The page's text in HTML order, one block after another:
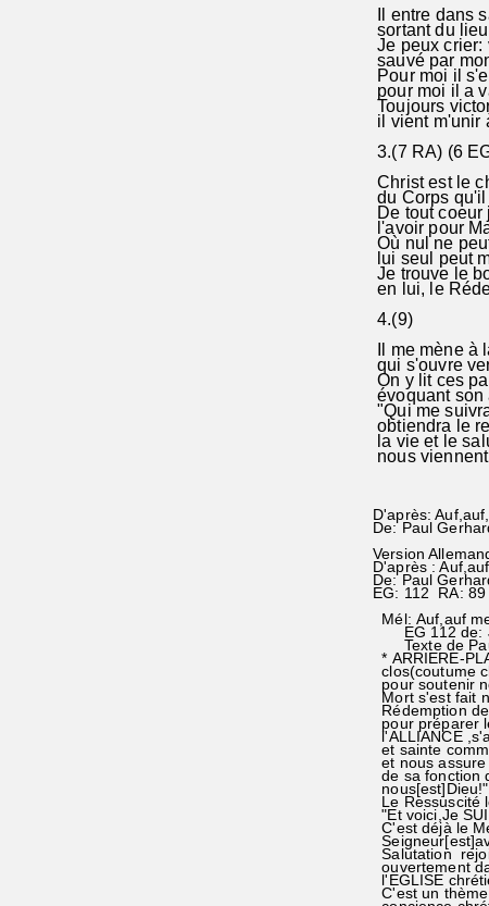
Il entre dans
sortant du
Je peux crier:
sauvé par
Pour moi il
pour moi il a
Toujours
il vient m'unir
3.(7 RA) (6
Christ est le
du Corps
De tout
l'avoir pour
Où nul ne
lui seul peut
Je trouve le
en lui, le
4.(9)
Il me mène à
qui s'ouvre
On y lit ces
évoquant
"Qui me
obtiendra le
la vie et le
nous
D'après:
De: Paul
Version
D'après :
De: Paul
EG: 112 RA: 89
Mél: Auf,auf
EG 112 de:
Texte de
* ARRIERE-
clos(coutume
pour soutenir
Mort s'est fait
Rédemption
pour préparer
l'ALLIANCE
et sainte
et nous
de sa fonction
nous[est]Dieu!".
Le Ressuscité
"Et voici,Je
C'est déjà le
Salutation
ouvertement
l'EGLISE
C'est un